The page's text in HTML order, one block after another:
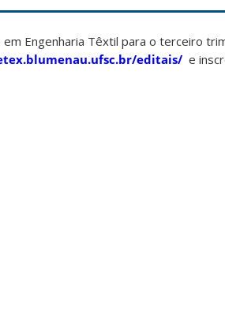
Engenharia Têxtil para o terceiro
editais/e